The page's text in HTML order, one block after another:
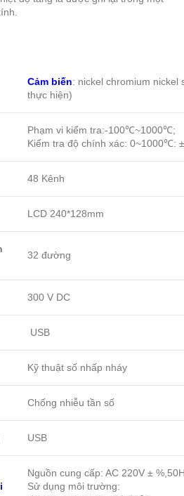
Cảm biến: nickel chromium nickel
thực hiện)
Phạm vi kiểm tra:-100℃~1000℃;
Kiểm tra độ chính xác:
48 Kênh
LCD 240*128mm
32 đường
300 V DC
USB
Kỹ thuật số nhấp nháy
Chống nhiễu tần số
USB
Nguồn cung cấp: AC 220V ±
Sử dụng môi trường: